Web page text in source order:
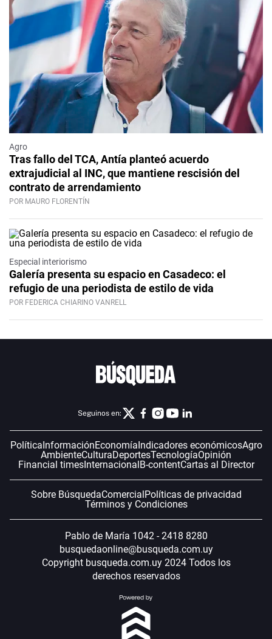
Agro
Tras fallo del TCA, Antía planteó acuerdo
extrajudicial al INC, que mantiene rescisión del
contrato de arrendamiento
POR MAURO FLORENTÍN
Especial interiorismo
Galería presenta su espacio en Casadeco: el
refugio de una periodista de estilo de vida
POR FEDERICA CHIARINO VANRELL
Seguinos en:
PolíticaInformaciónEconomíaIndicadores económicosAgro
AmbienteCulturaDeportesTecnologíaOpinión
Financial timesInternacionalB-contentCartas al Director
Sobre BúsquedaComercialPolíticas de privacidad
Términos y Condiciones
Pablo de María 1042 - 2418 8280
busquedaonline@busqueda.com.uy
Copyright busqueda.com.uy 2024 Todos los
derechos reservados